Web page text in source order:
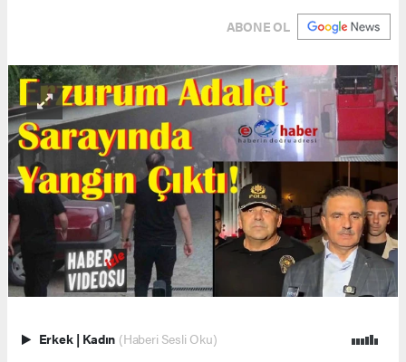
ABONE OL
Erkek | Kadın (Haberi Sesli Oku)